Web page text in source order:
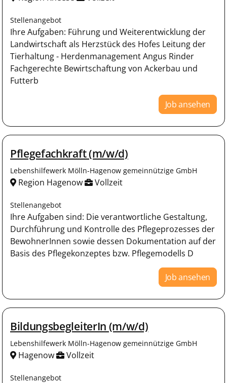
Stellenangebot
Ihre Aufgaben: Führung und Weiterentwicklung der
Landwirtschaft als Herzstück des Hofes Leitung der
Tierhaltung - Herdenmanagement Angus Rinder
Fachgerechte Bewirtschaftung von Ackerbau und
Futterb
Job ansehen
Pflegefachkraft (m/w/d)
Lebenshilfewerk Mölln-Hagenow gemeinnützige GmbH
Region Hagenow Vollzeit
Stellenangebot
Ihre Aufgaben sind: Die verantwortliche Gestaltung,
Durchführung und Kontrolle des Pflegeprozesses der
BewohnerInnen sowie dessen Dokumentation auf der
Basis des Pflegekonzeptes bzw. Pflegemodells D
Job ansehen
BildungsbegleiterIn (m/w/d)
Lebenshilfewerk Mölln-Hagenow gemeinnützige GmbH
Hagenow Vollzeit
Stellenangebot